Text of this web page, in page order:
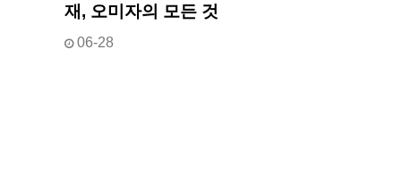
재, 오미자의 모든 것
06-28